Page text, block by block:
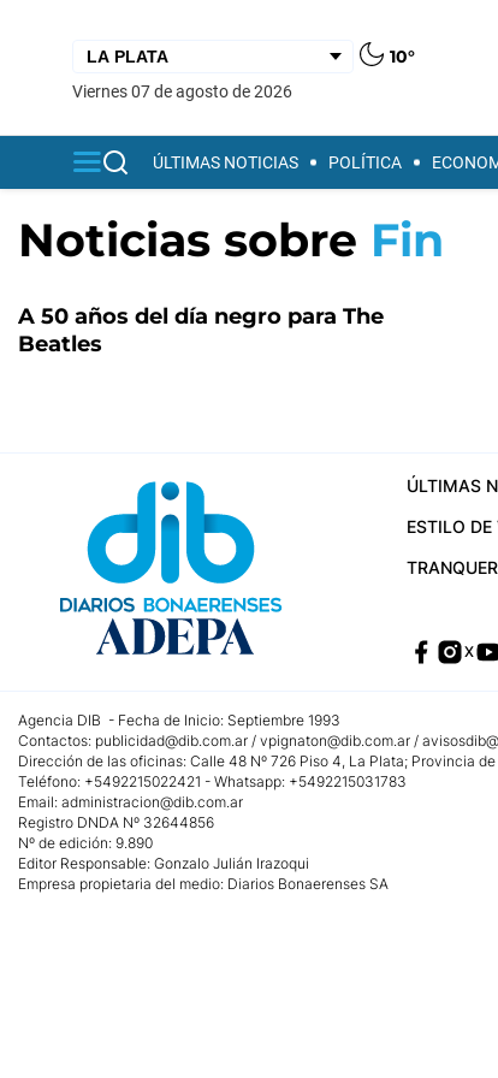
10°
viernes 07 de agosto de 2026
ÚLTIMAS NOTICIAS POLÍTICA
Noticias sobre Fin
A 50 años del día negro para The
Beatles
ÚLTIMAS
ESTILO DE
X
Agencia DIB - Fecha de Inicio: Septiembre 1993
Contactos: publicidad@dib.com.ar / vpignaton@dib.com.ar /
Dirección de las oficinas: Calle 48 Nº 726 Piso 4, La Plata; Provincia
Teléfono: +5492215022421 - Whatsapp: +5492215031783
Email: administracion@dib.com.ar
Registro DNDA Nº 32644856
Nº de edición: 9.890
Editor Responsable: Gonzalo Julián Irazoqui
Empresa propietaria del medio: Diarios Bonaerenses SA